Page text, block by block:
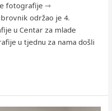
fotografije ⇾
održao je 4.
u Centar za mlade
u tjednu za nama došli